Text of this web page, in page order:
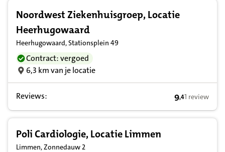
Noordwest Ziekenhuisgroep, Locatie
Heerhugowaard
Heerhugowaard, Stationsplein 49
Contract: vergoed
6,3 km van je locatie
Reviews: 9,4 op basis
9,41 review
Poli Cardiologie, Locatie Limmen
Limmen, Zonnedauw 2